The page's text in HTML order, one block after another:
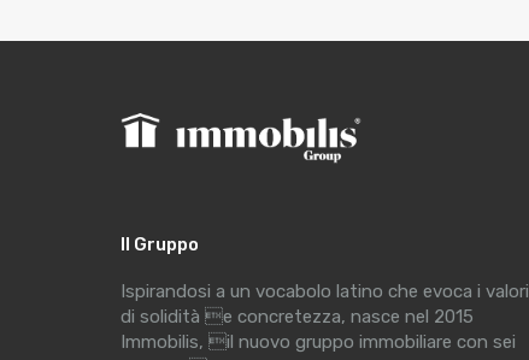
Il Gruppo
Ispirandosi a un vocabolo latino che evoca i valori
di solidità e concretezza, nasce nel 2015
Immobilis, il nuovo gruppo immobiliare con sei